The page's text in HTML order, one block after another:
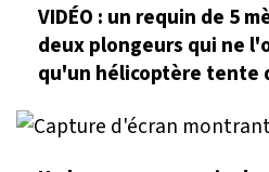
VIDÉO : un requin de 5
deux plongeurs qui ne
qu'un hélicoptère tente